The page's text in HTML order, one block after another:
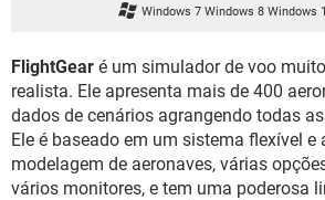
GMAIL
INSTAGRAM GMAIL
GUIA DE COMPRAS
Windows 7 Windows 8 Windows
FlightGear é um simulador de voo
realista. Ele apresenta mais de 400
dados de cenários agrangendo todas
Ele é baseado em um sistema flexível e
modelagem de aeronaves, várias
vários monitores, e tem uma poderosa